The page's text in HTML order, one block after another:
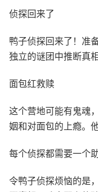
侦探回来了
鸭子侦探回来了！准
独立的谜团中推断真相
面包红救赎
这个营地可能有鬼魂
姻和对面包的上瘾。
每个侦探都需要一个
令鸭子侦探烦恼的是